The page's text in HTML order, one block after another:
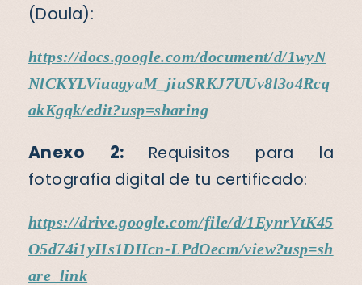
(Doula):
https://docs.google.com/document/d/1wyN
NlCKYLViuagyaM_jiuSRKJ7UUv8l3o4Rcq
akKgqk/edit?usp=sharing
Anexo 2: Requisitos para la
fotografia digital de tu certificado:
https://drive.google.com/file/d/1EynrVtK45
O5d74i1yHs1DHcn-LPdOecm/view?usp=sh
are_link